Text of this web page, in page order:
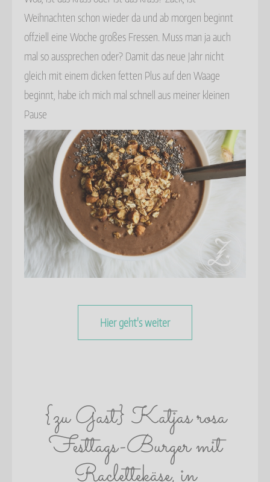
Weihnachten schon wieder da und ab morgen beginnt
offziell eine Woche großes Fressen. Muss man ja auch
mal so aussprechen oder? Damit das neue Jahr nicht
gleich mit einem dicken fetten Plus auf den Waage
beginnt, habe ich mich mal schnell aus meiner kleinen
Pause
Hier geht's weiter
{zu Gast} Katjas rosa
Festtags-Burger mit